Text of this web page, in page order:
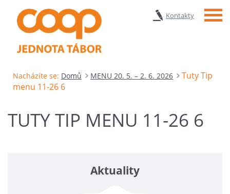
Kontakty Menu
Nacházíte se: Domů MENU 20. 5. – 2. 6. 2026
Tuty Tip
menu 11-26 6
TUTY TIP MENU 11-26 6
Aktuality